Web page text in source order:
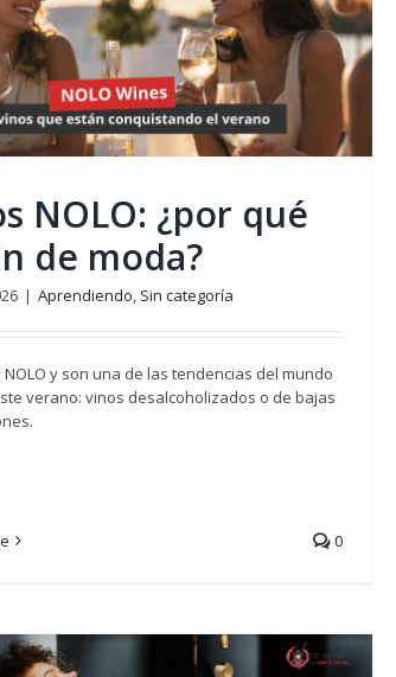
NOLO: ¿por qué
de moda?
| Aprendiendo, Sin categoría
NOLO y son una de las tendencias del mundo
verano: vinos desalcoholizados o de bajas
0